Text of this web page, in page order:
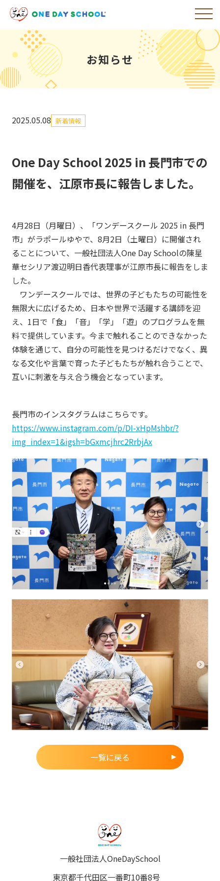
お知らせ
2025.05.08 新着情報
One Day School 2025 in 長門市での
開催を、江原市長に報告しました。
4月28日（月曜日）、「ワンデースクール 2025 in 長門
市」がラポールゆやで、8月2日（土曜日）に開催され
ることについて、一般社団法人One Day Schoolの陳星
華セシリア渡辺明日香代表理事が江原市長に報告をしま
した。
ワンデースクールでは、世界の子どもたちの可能性を
無限大に広げるため、日本や世界で活躍する講師を迎
え、1日で「食」「音」「学」「遊」のプログラムを無
料で提供しています。今まで触れることのできなかった
体験を通じて、自分の可能性を見つけるだけでなく、異
なる文化や言葉で育った子どもたちが触れ合うことで、
互いに刺激を与え合う機会となっています。
長門市のインスタグラムはこちらです。
https://www.instagram.com/p/DI-xHpMshbr/?
img_index=1&igsh=bGxmcjhrc2RrbjAx
一覧に戻る
一般社団法人OneDaySchool
東京都千代田区一番町10番8号